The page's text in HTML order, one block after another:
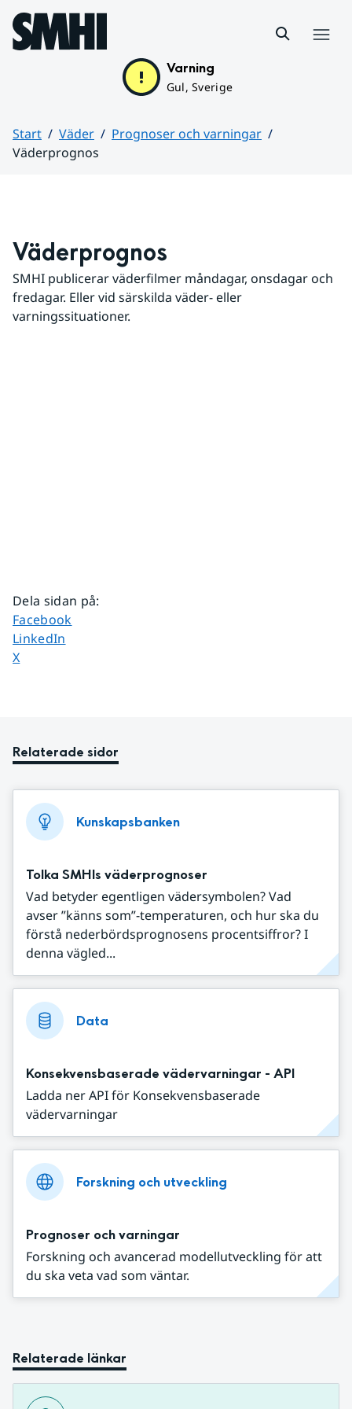
Hoppa till sidans innehåll
Varning
Gul, Sverige
Start Väder
Prognoser och varningar
Väderprognos
Väderprognos
SMHI publicerar väderfilmer måndagar, onsdagar och
fredagar. Eller vid särskilda väder- eller
varningssituationer.
Dela sidan på:
Dela sidan på
Facebook
Dela sidan på
LinkedIn
Dela sidan på
X
Relaterade sidor
Kunskapsbanken
Tolka SMHIs väderprognoser
Vad betyder egentligen vädersymbolen? Vad
avser ”känns som”-temperaturen, och hur ska du
förstå nederbördsprognosens procentsiffror? I
denna vägled...
Data
Konsekvensbaserade vädervarningar - API
Ladda ner API för Konsekvensbaserade
vädervarningar
Forskning och utveckling
Prognoser och varningar
Forskning och avancerad modellutveckling för att
du ska veta vad som väntar.
Relaterade länkar